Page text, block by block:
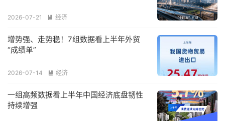
2026-07-21  经济
增势强、走势稳！7组数据看上半年外贸
“成绩单”
2026-07-14  经济
一组高频数据看上半年中国经济底盘韧性
持续增强